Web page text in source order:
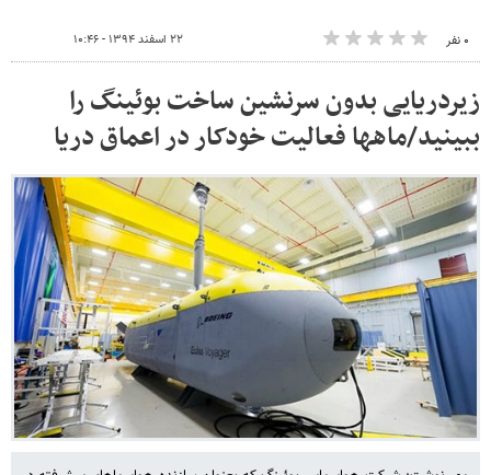
۰ نفر ۲۲ اسفند ۱۳۹۴ - ۱۰:۴۶
زیر‌دریایی بدون سرنشین ساخت بوئینگ را
ببینید/ماهها فعالیت خودکار در اعماق دریا